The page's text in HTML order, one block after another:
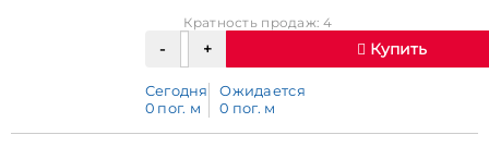
Кратность продаж: 4
Купить
Сегодня
0 пог. м
Ожидается
0 пог. м